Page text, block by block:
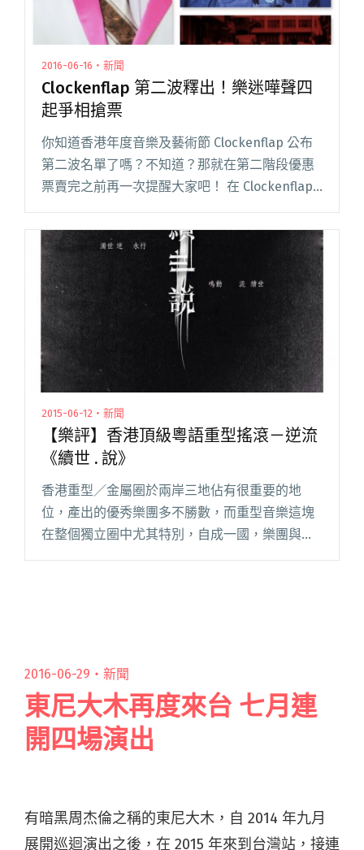
2016-06-16・新聞
Clockenflap 第二波釋出！樂迷嘩聲四
起爭相搶票
你知道香港年度音樂及藝術節 Clockenflap 公布
第二波名單了嗎？不知道？那就在第二階段優惠
票賣完之前再一次提醒大家吧！ 在 Clockenflap
釋出第一波名單（除了有 Sigur Ros、Foals、
Jose Gonazles、閱讀全文 "Clockenflap 第二波
釋出！樂迷嘩聲四起爭相搶票"
2015-06-12・新聞
【樂評】香港頂級粵語重型搖滾－逆流
《續世 . 說》
香港重型／金屬圈於兩岸三地佔有很重要的地
位，產出的優秀樂團多不勝數，而重型音樂這塊
在整個獨立圈中尤其特別，自成一國，樂團與樂
迷均忠心耿耿互相相挺，形成一股看似小眾實際
2016-06-29・ 新聞
東尼大木再度來台 七月連
開四場演出
有暗黑周杰倫之稱的東尼大木，自 2014 年九月
展開巡迴演出之後，在 2015 年來到台灣站，接連